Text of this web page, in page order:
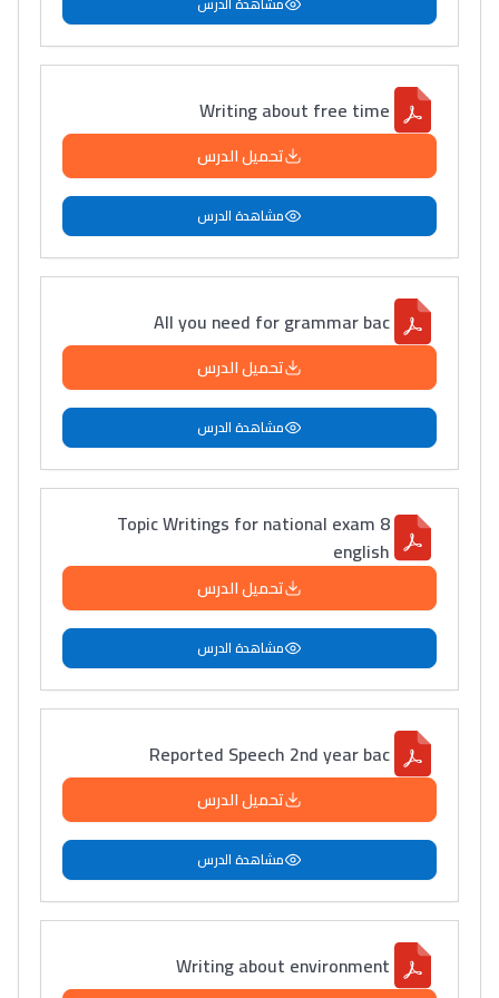
التعليم الثانوي التأهيلي
Post-Bac
+ de 78 Sujets
Interviews/Vidéos
+ de 89 Interviews/Vidéos
دليل المهن
ما يزيد عن 149 مهنة
دليل التوجيه
التوجيه بالثانوي و الإعدادي
باش تقدر تساعد الناس
يلقاو التوازن من الدّاخل
ومن الخارج، بشرى
Writing about free time
تحميل الدرس
مشاهدة الدرس
All you need for grammar bac
تحميل الدرس
مشاهدة الدرس
8 Topic Writings for national exam
english
تحميل الدرس
مشاهدة الدرس
Reported Speech 2nd year bac
تحميل الدرس
مشاهدة الدرس
Writing about environment